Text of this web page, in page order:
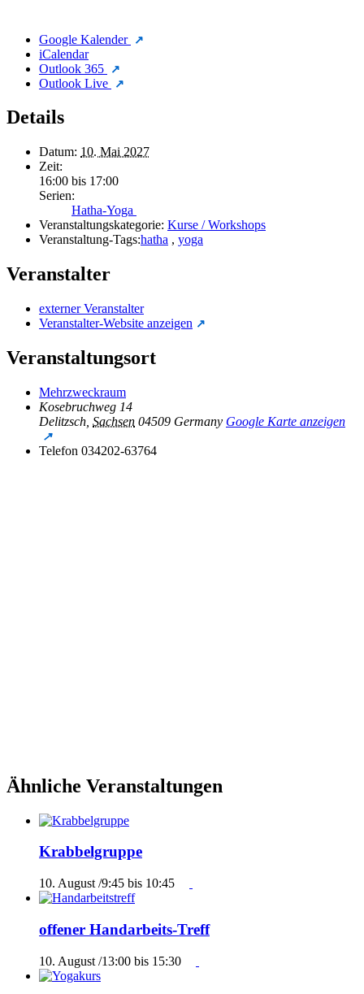
Google Kalender
iCalendar
Outlook 365
Outlook Live
Details
Datum: 10. Mai 2027
Zeit:
16:00 bis 17:00
Serien:
Hatha-Yoga
Veranstaltungskategorie: Kurse / Workshops
Veranstaltung-Tags:hatha , yoga
Veranstalter
externer Veranstalter
Veranstalter-Website anzeigen
Veranstaltungsort
Mehrzweckraum
Kosebruchweg 14
Delitzsch Sachsen 04509 Germany Google Karte anzeigen
Telefon 034202-63764
Ähnliche Veranstaltungen
Krabbelgruppe
10. August /9:45 bis 10:45
offener Handarbeits-Treff
10. August /13:00 bis 15:30